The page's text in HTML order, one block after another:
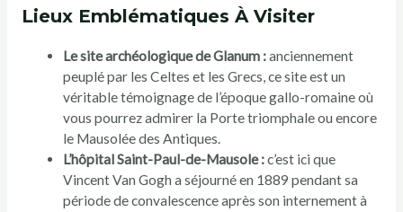
Lieux Emblématiques À Visiter
Le site archéologique de Glanum :anciennement
peuplé par les Celtes et les Grecs, ce site est un
véritable témoignage de l’époque gallo-romaine où
vous pourrez admirer la Porte triomphale ou encore
le Mausolée des Antiques.
L’hôpital Saint-Paul-de-Mausole :c’est ici que
Vincent Van Gogh a séjourné en 1889 pendant sa
période de convalescence après son internement à